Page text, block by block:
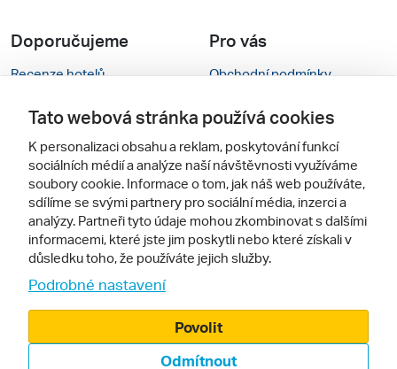
Doporučujeme
Recenze hotelů
Rady na cestu
Cestovní kanceláře
Zájazdy.sk
Pro vás
Obchodní podmínky
Kontakty
Nastavení cookies
Mobilní verze webu
Sledujte nás
Tato webová stránka používá cookies
K personalizaci obsahu a reklam, poskytování funkcí
sociálních médií a analýze naší návštěvnosti využíváme
soubory cookie. Informace o tom, jak náš web používáte,
sdílíme se svými partnery pro sociální média, inzerci a
analýzy. Partneři tyto údaje mohou zkombinovat s dalšími
informacemi, které jste jim poskytli nebo které získali v
důsledku toho, že používáte jejich služby.
Podrobné nastavení
Odmítnout
Povolit